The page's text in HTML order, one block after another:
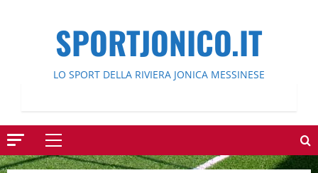
SPORTJONICO.IT
LO SPORT DELLA RIVIERA JONICA MESSINESE
Menu
principale